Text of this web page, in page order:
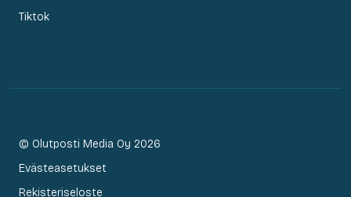
Tiktok
© Olutposti Media Oy 2026
Evästeasetukset
Rekisteriseloste